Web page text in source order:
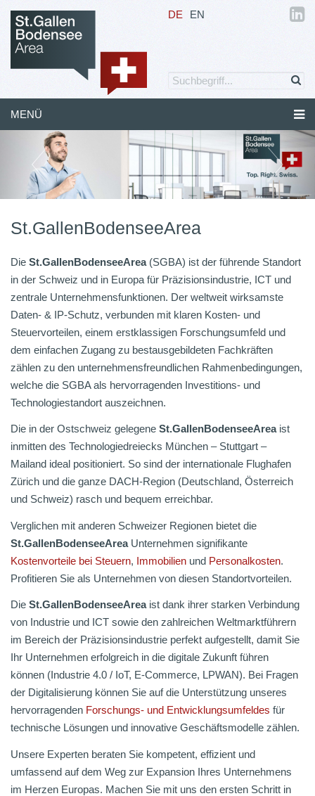
DE EN
MENÜ
Previous
St.GallenBodenseeArea
Die St.GallenBodenseeArea(SGBA) ist der führende Standort
in der Schweiz und in Europa für Präzisionsindustrie, ICT und
zentrale Unternehmensfunktionen. Der weltweit wirksamste
Daten- & IP-Schutz, verbunden mit klaren Kosten- und
Steuervorteilen, einem erstklassigen Forschungsumfeld und
dem einfachen Zugang zu bestausgebildeten Fachkräften
zählen zu den unternehmensfreundlichen Rahmenbedingungen,
welche die SGBA als hervorragenden Investitions- und
Technologiestandort auszeichnen.
Die in der Ostschweiz gelegene St.GallenBodenseeAreaist
inmitten des Technologiedreiecks München – Stuttgart –
Mailand ideal positioniert. So sind der internationale Flughafen
Zürich und die ganze DACH-Region (Deutschland, Österreich
und Schweiz) rasch und bequem erreichbar.
Verglichen mit anderen Schweizer Regionen bietet die
St.GallenBodenseeAreaUnternehmen signifikante
Kostenvorteile bei Steuern, Immobilien und Personalkosten.
Profitieren Sie als Unternehmen von diesen Standortvorteilen.
Die St.GallenBodenseeAreaist dank ihrer starken Verbindung
von Industrie und ICT sowie den zahlreichen Weltmarktführern
im Bereich der Präzisionsindustrie perfekt aufgestellt, damit Sie
Ihr Unternehmen erfolgreich in die digitale Zukunft führen
können (Industrie 4.0 / IoT, E-Commerce, LPWAN). Bei Fragen
der Digitalisierung können Sie auf die Unterstützung unseres
hervorragenden Forschungs- und Entwicklungsumfeldes für
technische Lösungen und innovative Geschäftsmodelle zählen.
Unsere Experten beraten Sie kompetent, effizient und
umfassend auf dem Weg zur Expansion Ihres Unternehmens
im Herzen Europas. Machen Sie mit uns den ersten Schritt in